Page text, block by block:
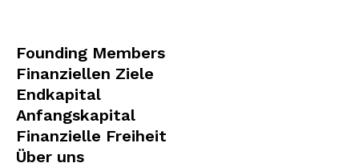
Founding Members
Finanziellen Ziele
Endkapital
Anfangskapital
Finanzielle Freiheit
Über uns